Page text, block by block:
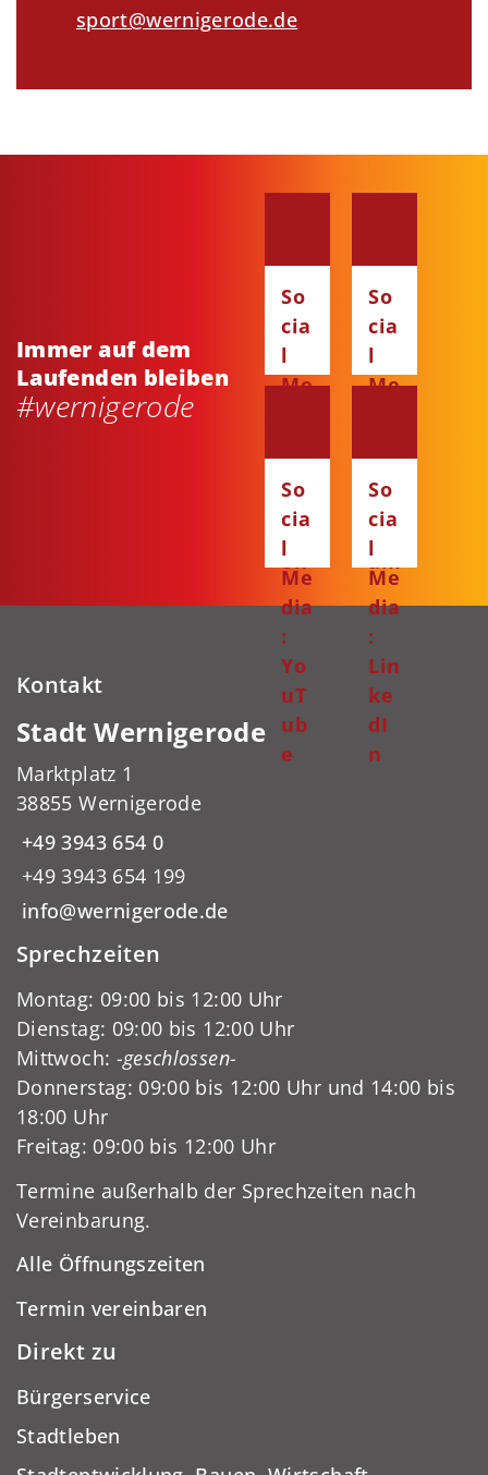
sport@wernigerode.de
Immer auf dem
Laufenden bleiben
#wernigerode
So
cia
l
Me
ce
bo
ok
So
cia
l
Me
ta
gr
am
So
cia
l
Me
dia
:
Yo
uT
ub
e
So
cia
l
Me
dia
:
Lin
ke
dI
n
Kontakt
Stadt Wernigerode
Marktplatz 1
38855 Wernigerode
+49 3943 654 0
+49 3943 654 199
info@wernigerode.de
Sprechzeiten
Montag: 09:00 bis 12:00 Uhr
Dienstag: 09:00 bis 12:00 Uhr
Mittwoch: -geschlossen-
Donnerstag: 09:00 bis 12:00 Uhr und 14:00 bis
18:00 Uhr
Freitag: 09:00 bis 12:00 Uhr
Termine außerhalb der Sprechzeiten nach
Vereinbarung.
Alle Öffnungszeiten
Termin vereinbaren
Direkt zu
Bürgerservice
Stadtleben